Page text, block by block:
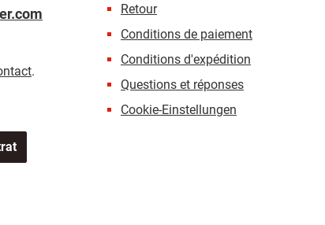
.
Retour
Conditions de paiement
Conditions d'expédition
Questions et réponses
Cookie-Einstellungen